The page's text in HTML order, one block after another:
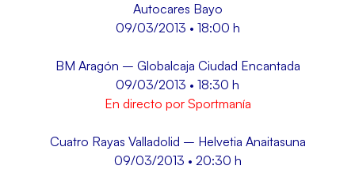
Autocares Bayo
09/03/2013 • 18:00 h
BM Aragón – Globalcaja Ciudad Encantada
09/03/2013 • 18:30 h
En directo por Sportmanía
Cuatro Rayas Valladolid – Helvetia Anaitasuna
09/03/2013 • 20:30 h